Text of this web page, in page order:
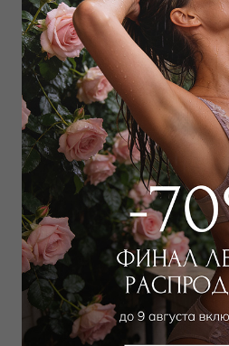
Бюстгальтер треугольник
мягкий
9 500₽ 4 950